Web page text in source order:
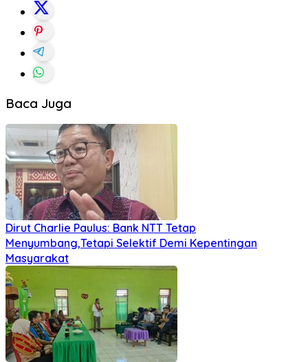
Baca Juga
Dirut Charlie Paulus: Bank NTT Tetap
Menyumbang,Tetapi Selektif Demi Kepentingan
Masyarakat